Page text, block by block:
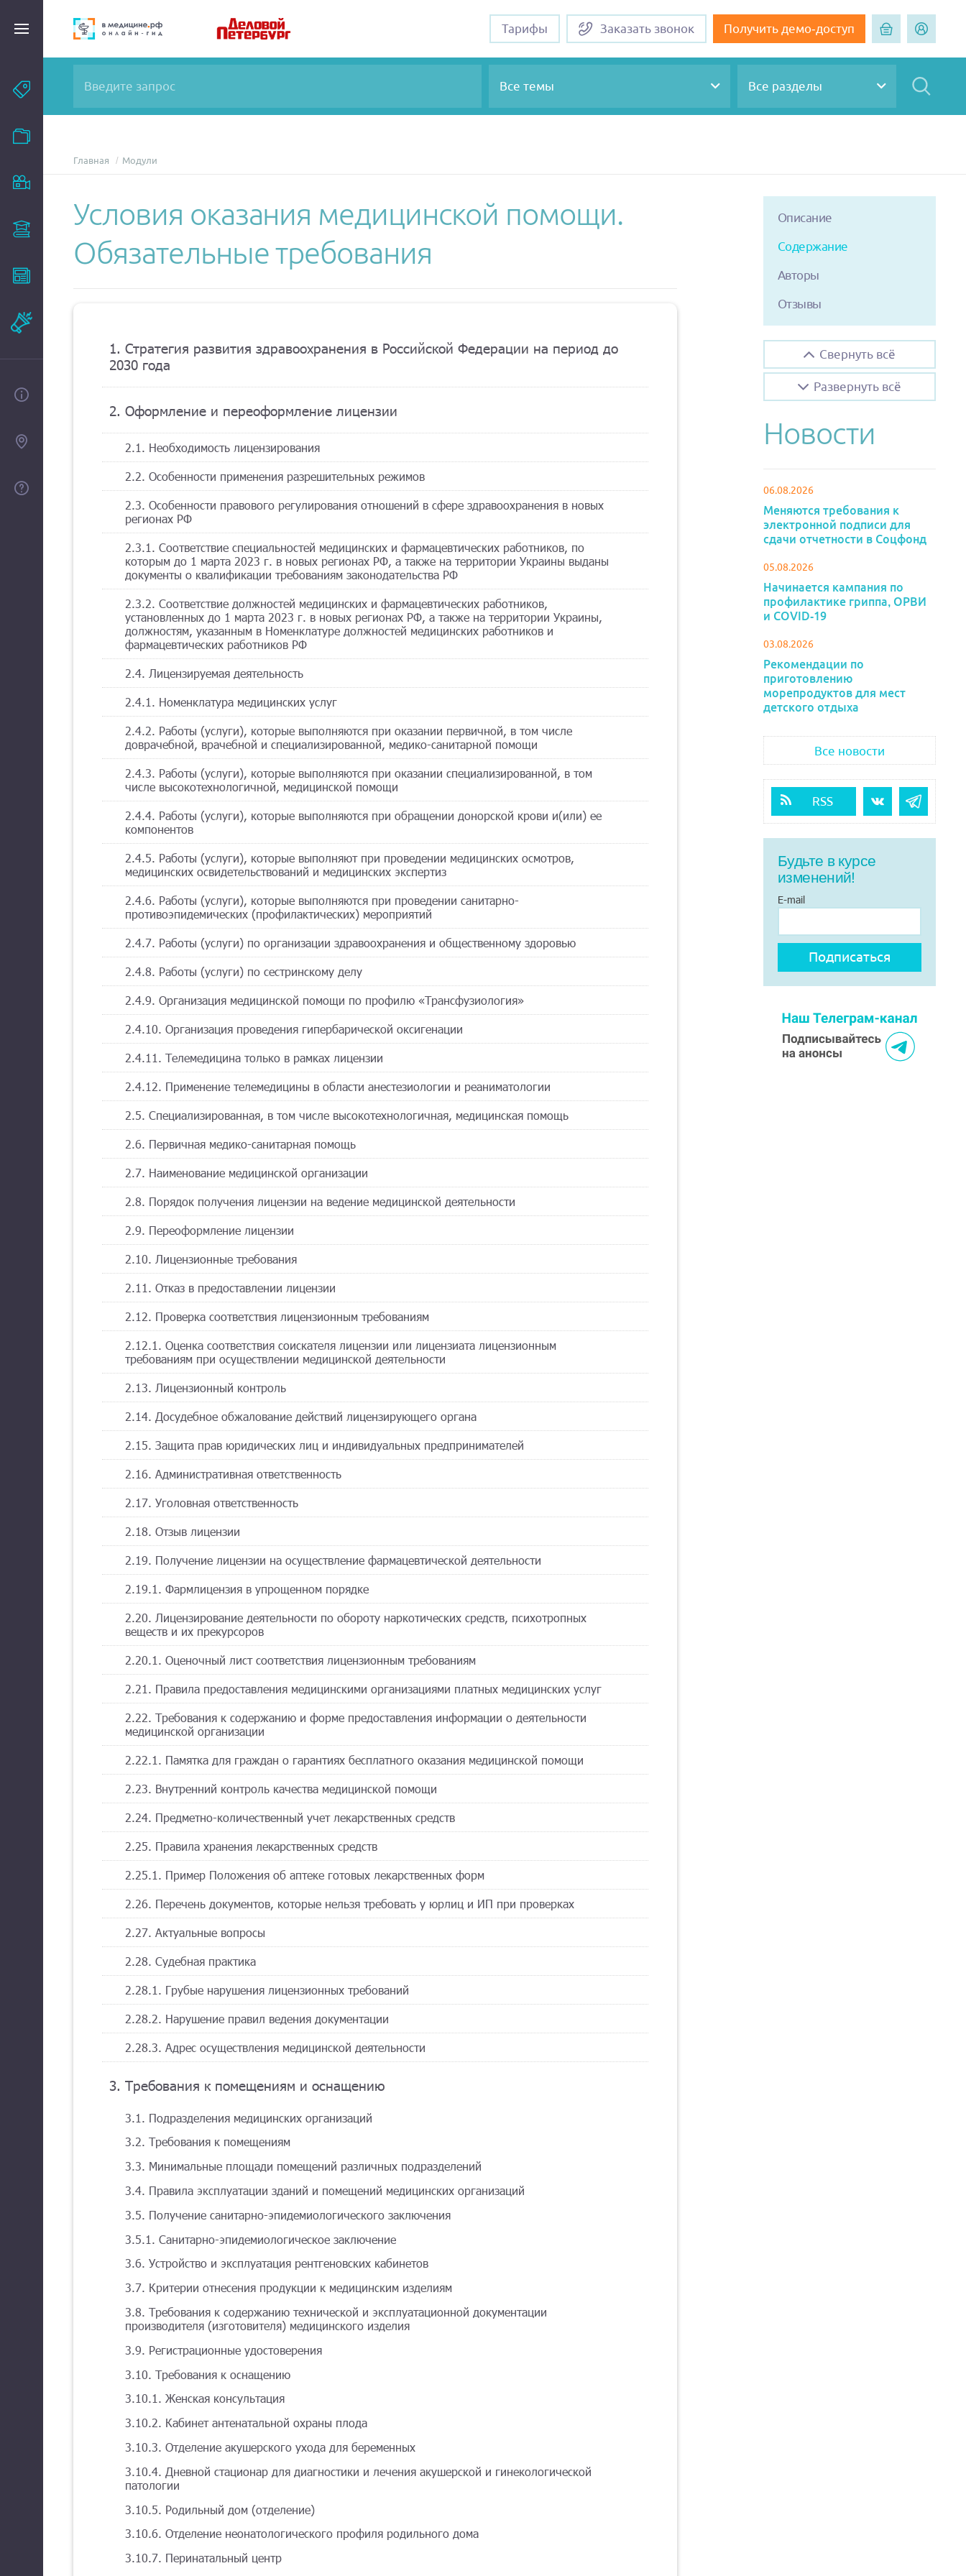
Тарифы Заказать звонок Получить демо-доступ
Темы
Эксперты
Помощь
Все темы Все разделы
Главная Модули
Условия оказания медицинской помощи.
Обязательные требования
1. Стратегия развития здравоохранения в Российской Федерации на период до
2030 года
2. Оформление и переоформление лицензии
2.1. Необходимость лицензирования
2.2. Особенности применения разрешительных режимов
2.3. Особенности правового регулирования отношений в сфере здравоохранения в новых
регионах РФ
2.3.1. Соответствие специальностей медицинских и фармацевтических работников, по
которым до 1 марта 2023 г. в новых регионах РФ, а также на территории Украины выданы
документы о квалификации требованиям законодательства РФ
2.3.2. Соответствие должностей медицинских и фармацевтических работников,
установленных до 1 марта 2023 г. в новых регионах РФ, а также на территории Украины,
должностям, указанным в Номенклатуре должностей медицинских работников и
фармацевтических работников РФ
2.4. Лицензируемая деятельность
2.4.1. Номенклатура медицинских услуг
2.4.2. Работы (услуги), которые выполняются при оказании первичной, в том числе
доврачебной, врачебной и специализированной, медико-санитарной помощи
2.4.3. Работы (услуги), которые выполняются при оказании специализированной, в том
числе высокотехнологичной, медицинской помощи
2.4.4. Работы (услуги), которые выполняются при обращении донорской крови и(или) ее
компонентов
2.4.5. Работы (услуги), которые выполняют при проведении медицинских осмотров,
медицинских освидетельствований и медицинских экспертиз
2.4.6. Работы (услуги), которые выполняются при проведении санитарно-
противоэпидемических (профилактических) мероприятий
2.4.7. Работы (услуги) по организации здравоохранения и общественному здоровью
2.4.8. Работы (услуги) по сестринскому делу
2.4.9. Организация медицинской помощи по профилю «Трансфузиология»
2.4.10. Организация проведения гипербарической оксигенации
2.4.11. Телемедицина только в рамках лицензии
2.4.12. Применение телемедицины в области анестезиологии и реаниматологии
2.5. Специализированная, в том числе высокотехнологичная, медицинская помощь
2.6. Первичная медико-санитарная помощь
2.7. Наименование медицинской организации
2.8. Порядок получения лицензии на ведение медицинской деятельности
2.9. Переоформление лицензии
2.10. Лицензионные требования
2.11. Отказ в предоставлении лицензии
2.12. Проверка соответствия лицензионным требованиям
2.12.1. Оценка соответствия соискателя лицензии или лицензиата лицензионным
требованиям при осуществлении медицинской деятельности
2.13. Лицензионный контроль
2.14. Досудебное обжалование действий лицензирующего органа
2.15. Защита прав юридических лиц и индивидуальных предпринимателей
2.16. Административная ответственность
2.17. Уголовная ответственность
2.18. Отзыв лицензии
2.19. Получение лицензии на осуществление фармацевтической деятельности
2.19.1. Фармлицензия в упрощенном порядке
2.20. Лицензирование деятельности по обороту наркотических средств, психотропных
веществ и их прекурсоров
2.20.1. Оценочный лист соответствия лицензионным требованиям
2.21. Правила предоставления медицинскими организациями платных медицинских услуг
2.22. Требования к содержанию и форме предоставления информации о деятельности
медицинской организации
2.22.1. Памятка для граждан о гарантиях бесплатного оказания медицинской помощи
2.23. Внутренний контроль качества медицинской помощи
2.24. Предметно-количественный учет лекарственных средств
2.25. Правила хранения лекарственных средств
2.25.1. Пример Положения об аптеке готовых лекарственных форм
2.26. Перечень документов, которые нельзя требовать у юрлиц и ИП при проверках
2.27. Актуальные вопросы
2.28. Судебная практика
2.28.1. Грубые нарушения лицензионных требований
2.28.2. Нарушение правил ведения документации
2.28.3. Адрес осуществления медицинской деятельности
3. Требования к помещениям и оснащению
3.1. Подразделения медицинских организаций
3.2. Требования к помещениям
3.3. Минимальные площади помещений различных подразделений
3.4. Правила эксплуатации зданий и помещений медицинских организаций
3.5. Получение санитарно-эпидемиологического заключения
3.5.1. Санитарно-эпидемиологическое заключение
3.6. Устройство и эксплуатация рентгеновских кабинетов
3.7. Критерии отнесения продукции к медицинским изделиям
3.8. Требования к содержанию технической и эксплуатационной документации
производителя (изготовителя) медицинского изделия
3.9. Регистрационные удостоверения
3.10. Требования к оснащению
3.10.1. Женская консультация
3.10.2. Кабинет антенатальной охраны плода
3.10.3. Отделение акушерского ухода для беременных
3.10.4. Дневной стационар для диагностики и лечения акушерской и гинекологической
патологии
3.10.5. Родильный дом (отделение)
3.10.6. Отделение неонатологического профиля родильного дома
3.10.7. Перинатальный центр
Описание
Содержание
Авторы
Отзывы
Свернуть всё
Развернуть всё
Новости
06.08.2026
Меняются требования к
электронной подписи для
сдачи отчетности в Соцфонд
05.08.2026
Начинается кампания по
профилактике гриппа, ОРВИ
и COVID-19
03.08.2026
Рекомендации по
приготовлению
морепродуктов для мест
детского отдыха
Все новости
RSS
Будьте в курсе
изменений!
E-mail